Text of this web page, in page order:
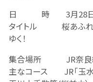
日 時 3月28日(火
タイトル 桜あふれる
ゆく！
集合場所 JR奈良線
主なコース JR「玉